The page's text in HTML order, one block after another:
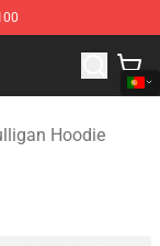
Merchandise
Hoodie